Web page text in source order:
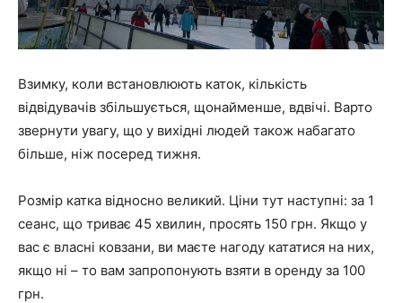
Взимку, коли встановлюють каток, кількість
відвідувачів збільшується, щонайменше, вдвічі. Варто
звернути увагу, що у вихідні людей також набагато
більше, ніж посеред тижня.
Розмір катка відносно великий. Ціни тут наступні: за 1
сеанс, що триває 45 хвилин, просять 150 грн. Якщо у
вас є власні ковзани, ви маєте нагоду кататися на них,
якщо ні – то вам запропонують взяти в оренду за 100
грн.